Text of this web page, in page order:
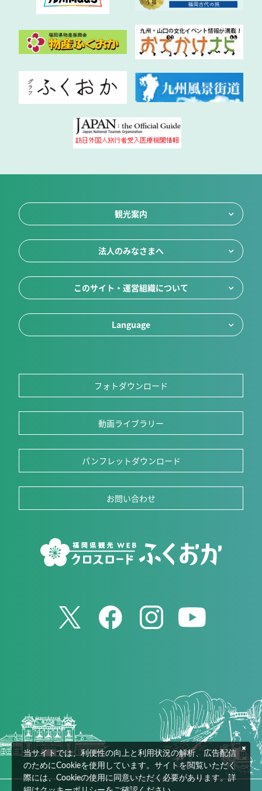
観光案内
法人のみなさまへ
このサイト・運営組織について
Language
フォトダウンロード
動画ライブラリー
パンフレットダウンロード
お問い合わせ
当サイトでは、利便性の向上と利用状況の解析、広告配信
のためにCookieを使用しています。サイトを閲覧いただく
際には、Cookieの使用に同意いただく必要があります。詳